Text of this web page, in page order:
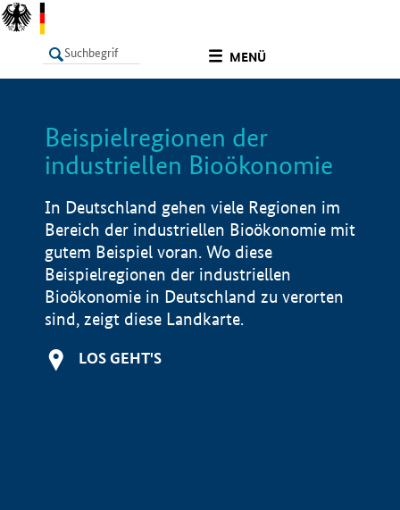
MENÜ
LISTE
Beispielregionen der
industriellen Bioökonomie
In Deutschland gehen viele Regionen im
Bereich der industriellen Bioökonomie mit
gutem Beispiel voran. Wo diese
Beispielregionen der industriellen
Bioökonomie in Deutschland zu verorten
sind, zeigt diese Landkarte.
LOS GEHT'S